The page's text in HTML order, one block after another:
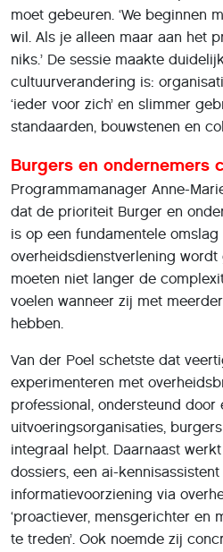
moet gebeuren. ‘We beginnen
wil. Als je alleen maar aan het
niks.’ De sessie maakte
cultuurverandering is:
‘ieder voor zich’ en slimmer
standaarden, bouwstenen en
Burgers en ondernemers
Programmamanager Anne-
dat de prioriteit Burger en
is op een fundamentele
overheidsdienstverlening
moeten niet langer de
voelen wanneer zij met
hebben.
Van der Poel schetste dat
experimenteren met
professional, ondersteund door
uitvoeringsorganisaties,
integraal helpt. Daarnaast
dossiers, een ai-
informatievoorziening via
‘proactiever, mensgerichter en
te treden’. Ook noemde zij